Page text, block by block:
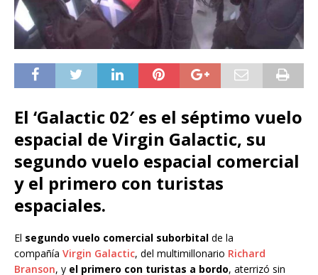
El ‘Galactic 02′ es el séptimo vuelo
espacial de Virgin Galactic, su
segundo vuelo espacial comercial
y el primero con turistas
espaciales.
El segundo vuelo comercial suborbital de la
compañía Virgin Galactic, del multimillonario Richard
Branson, y el primero con turistas a bordo, aterrizó sin